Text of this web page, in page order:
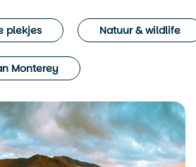
plekjes Natuur & wildlife
Monterey